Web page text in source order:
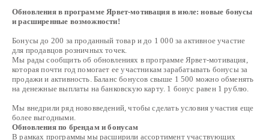
Обновления в программе Ярвет-мотивацияв июле: новые бонусы
и расширенные возможности!
Бонусы до 200 за проданный товар и до 1 000 за активное участие
для продавцов розничных точек.
Мы рады сообщить об обновлениях в программе Ярвет-мотивация,
которая почти год помогает ее участникам зарабатывать бонусы за
продажи и активность. Баланс бонусов свыше 1 500 можно обменять
на денежные выплаты на банковскую карту. 1 бонус равен 1 рублю.
Мы внедрили ряд нововведений, чтобы сделать условия участия еще
более выгодными.
Обновления по брендам ибонусам
В рамках программы мы расширили ассортимент участвующих